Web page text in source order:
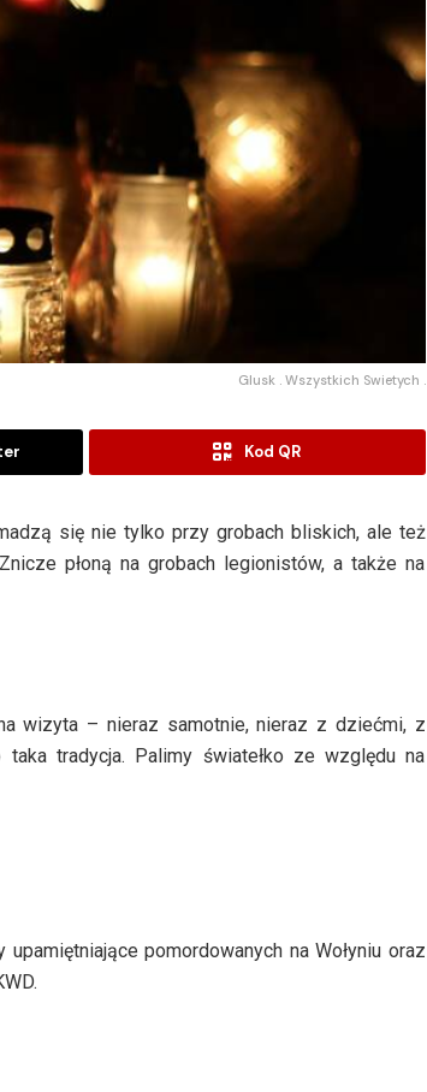
Glusk . Wszystkich Swietych .
Kod QR
się nie tylko przy grobach bliskich, ale też
płoną na grobach legionistów, a także na
wizyta – nieraz samotnie, nieraz z dziećmi, z
tradycja. Palimy światełko ze względu na
pomordowanych na Wołyniu oraz